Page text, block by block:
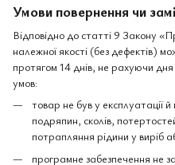
Умови повернення чи
Відповідно до статті 9 Закону
належної якості (без дефектів)
протягом 14 днів, не рахуючи
умов:
товар не був у експлуатації
подряпин, сколів,
потрапляння рідини у виріб
програмне забезпечення не